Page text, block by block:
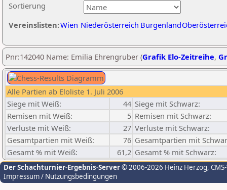
Sortierung
Vereinslisten:Wien Niederösterreich Burgenland
Pnr:142040 Name: Emilia Ehrengruber (Grafik Elo-Zeitreihe,
Alle Partien ab Eloliste 1. Juli 2006
Siege mit Weiß:
44 Siege mit Schwarz:
Remisen mit Weiß:
5 Remisen mit Schwarz:
Verluste mit Weiß:
27 Verluste mit Schwarz:
Gesamtpartien mit Weiß:
76 Gesamtpartien mit
Gesamt % mit Weiß:
61,2 Gesamt % mit Schwarz:
Der Schachturnier-Ergebnis-Server© 2006-2026 Heinz Herzog,
Impressum / Nutzungsbedingungen